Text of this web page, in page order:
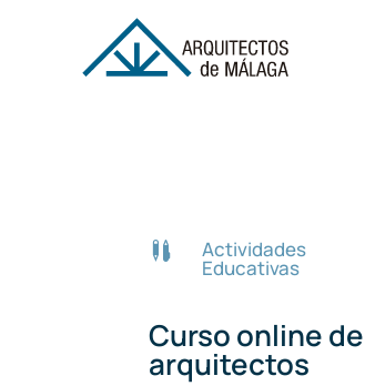
 Actividades
Educativas
Curso online
arquitectos